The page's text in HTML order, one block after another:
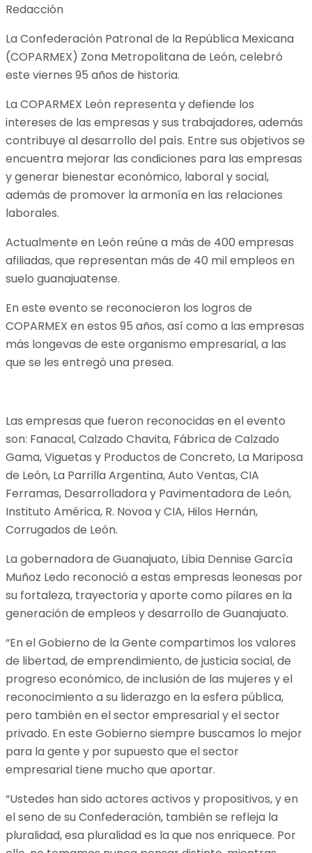
Redacción
La Confederación Patronal de la República Mexicana
(COPARMEX) Zona Metropolitana de León, celebró
este viernes 95 años de historia.
La COPARMEX León representa y defiende los
intereses de las empresas y sus trabajadores, además
contribuye al desarrollo del país. Entre sus objetivos se
encuentra mejorar las condiciones para las empresas
y generar bienestar económico, laboral y social,
además de promover la armonía en las relaciones
laborales.
Actualmente en León reúne a más de 400 empresas
afiliadas, que representan más de 40 mil empleos en
suelo guanajuatense.
En este evento se reconocieron los logros de
COPARMEX en estos 95 años, así como a las empresas
más longevas de este organismo empresarial, a las
que se les entregó una presea.
Las empresas que fueron reconocidas en el evento
son: Fanacal, Calzado Chavita, Fábrica de Calzado
Gama, Viguetas y Productos de Concreto, La Mariposa
de León, La Parrilla Argentina, Auto Ventas, CIA
Ferramas, Desarrolladora y Pavimentadora de León,
Instituto América, R. Novoa y CIA, Hilos Hernán,
Corrugados de León.
La gobernadora de Guanajuato, Libia Dennise García
Muñoz Ledo reconoció a estas empresas leonesas por
su fortaleza, trayectoria y aporte como pilares en la
generación de empleos y desarrollo de Guanajuato.
“En el Gobierno de la Gente compartimos los valores
de libertad, de emprendimiento, de justicia social, de
progreso económico, de inclusión de las mujeres y el
reconocimiento a su liderazgo en la esfera pública,
pero también en el sector empresarial y el sector
privado. En este Gobierno siempre buscamos lo mejor
para la gente y por supuesto que el sector
empresarial tiene mucho que aportar.
“Ustedes han sido actores activos y propositivos, y en
el seno de su Confederación, también se refleja la
pluralidad, esa pluralidad es la que nos enriquece. Por